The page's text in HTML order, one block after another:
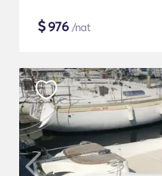
$976 /nat